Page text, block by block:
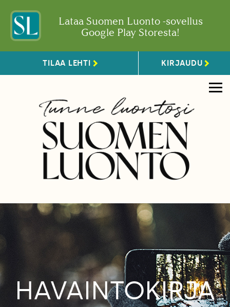
Lataa Suomen Luonto -sovellus
Google Play Storesta!
TILAA LEHTI KIRJAUDU
HAVAINTOKIRJA